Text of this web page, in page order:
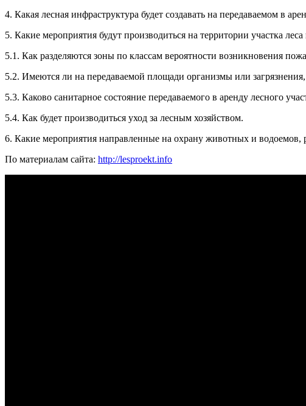
4. Какая лесная инфраструктура будет создавать на передаваемом в
5. Какие мероприятия будут производиться на территории участка
5.1. Как разделяются зоны по классам вероятности возникновения
5.2. Имеются ли на передаваемой площади организмы или
5.3. Каково санитарное состояние передаваемого в аренду лесного
5.4. Как будет производиться уход за лесным хозяйством.
6. Какие мероприятия направленные на охрану животных и водоемов,
По материалам сайта: http://lesproekt.info